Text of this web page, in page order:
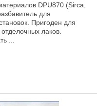
DPU870 (Sirca,
для
Пригоден для
лаков.
...